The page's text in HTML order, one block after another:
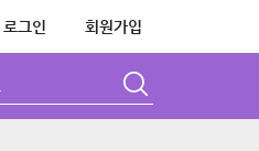
로그인 회원가입